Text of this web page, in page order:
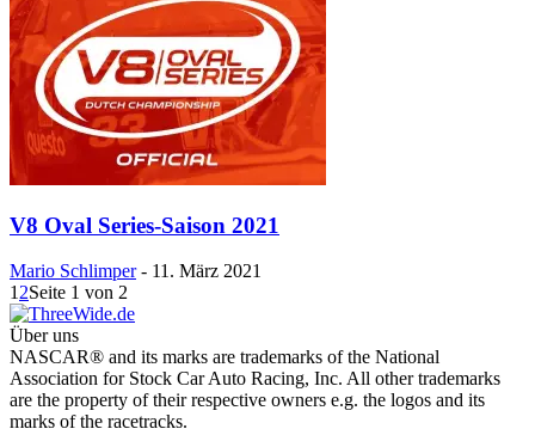
V8 Oval Series-Saison 2021
Mario Schlimper - 11. März 2021
12Seite 1 von 2
Über uns
NASCAR® and its marks are trademarks of the National
Association for Stock Car Auto Racing, Inc. All other trademarks
are the property of their respective owners e.g. the logos and its
marks of the racetracks.